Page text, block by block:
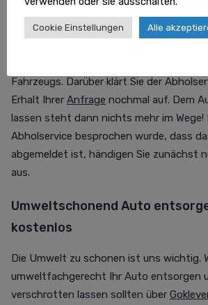
Schrottauto abholen lassen Stuttgart:
Schrottauto abholen lassen und es
Fahrzeugs. Darüber klärt Sie der
Erhalt Ihrer Anfrage nochmal auf. Dem
lassen steht dann nichts mehr im Wege!
Abholservice besprochen wurde, dass
abgemeldet ist, händigen Sie zunächst
aus.
Umweltschonend Auto
kostenlos
Die Umwelt zu schonen ist uns wichtig.
umweltfachgerecht Ihr Auto entsorgen
verschrotten lassen sollten über
Cookie Einstellungen Alle